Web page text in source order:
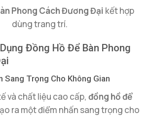
Phong Cách Đương Đại kết hợp
dùng trang trí.
Đồng Hồ Để Bàn Phong
Sang Trọng Cho Không Gian
và chất liệu cao cấp, đồng hồ để
ra một điểm nhấn sang trọng cho